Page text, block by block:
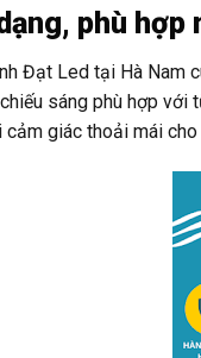
phù hợp
Đạt Led tại Hà Nam
sáng phù hợp
giác thoải mái